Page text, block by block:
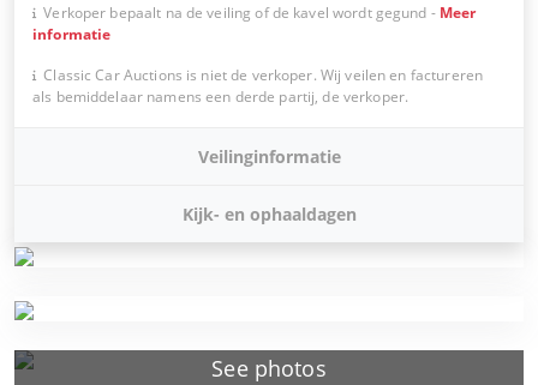
See photos
Verkoper bepaalt na de veiling of de kavel wordt gegund - Meer
informatie
Classic Car Auctions is niet de verkoper. Wij veilen en factureren
als bemiddelaar namens een derde partij, de verkoper.
Veilinginformatie
Kijk- en ophaaldagen